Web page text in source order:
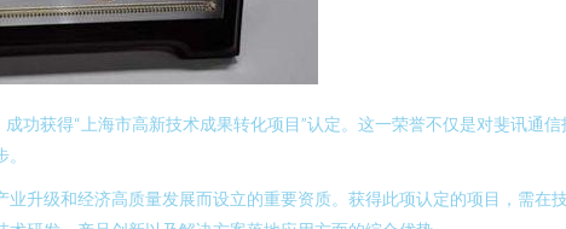
功获得“上海市高新技术成果转化项目”认定。这一荣誉不仅是对斐讯通
升级和经济高质量发展而设立的重要资质。获得此项认定的项目，需在